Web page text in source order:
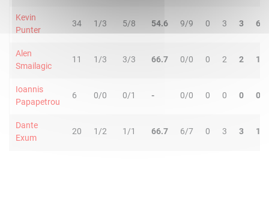
Kevin
Punter
34 1/3 5/8 54.6 9/9 0 3 3 6
Alen
Smailagic
11 1/3 3/3 66.7 0/0 0 2 2 1
Ioannis
Papapetrou
6 0/0 0/1 - 0/0 0 0 0 0
Dante
Exum
20 1/2 1/1 66.7 6/7 0 3 3 1